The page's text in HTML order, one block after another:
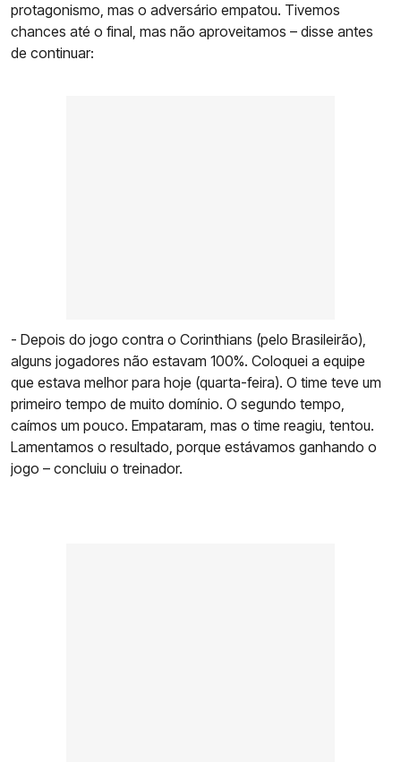
protagonismo, mas o adversário empatou. Tivemos
chances até o final, mas não aproveitamos – disse antes
de continuar:
- Depois do jogo contra o Corinthians (pelo Brasileirão),
alguns jogadores não estavam 100%. Coloquei a equipe
que estava melhor para hoje (quarta-feira). O time teve um
primeiro tempo de muito domínio. O segundo tempo,
caímos um pouco. Empataram, mas o time reagiu, tentou.
Lamentamos o resultado, porque estávamos ganhando o
jogo – concluiu o treinador.